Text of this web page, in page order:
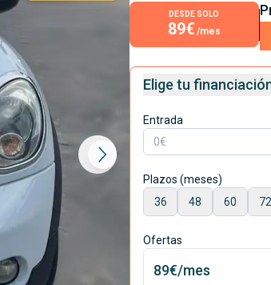
DESDE SOLO
89€ /mes
Elige tu
Entrada
Plazos (meses)
36
48 60 72
Ofertas
89€/mes